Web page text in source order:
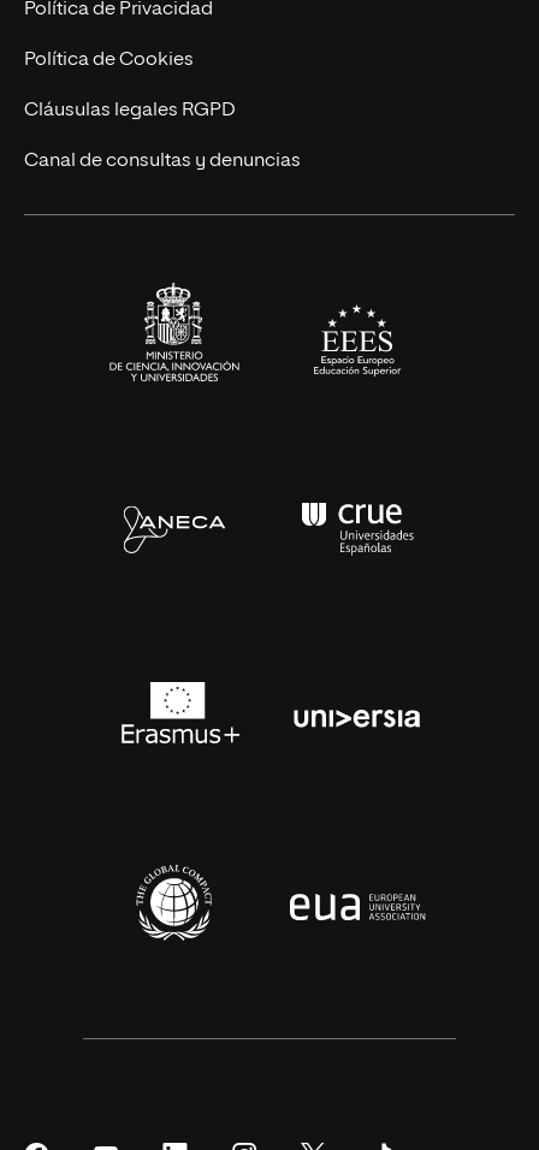
Cursos Universitarios
Actualidad
UNIR Revista
Eventos
Política de Privacidad
Política de Cookies
Cláusulas legales RGPD
Canal de consultas y denuncias